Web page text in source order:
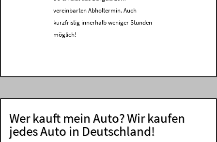
vereinbarten Abholtermin. Auch
kurzfristig innerhalb weniger Stunden
möglich!
Wer kauft mein Auto? Wir kaufen
jedes Auto in Deutschland!